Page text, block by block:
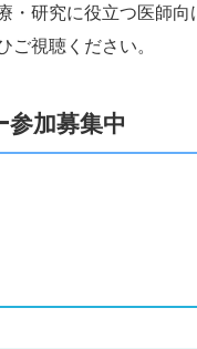
・研究に役立つ医師
ご視聴ください。
加募集中